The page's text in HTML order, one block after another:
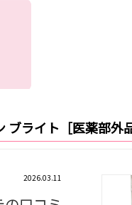
ブライト［医薬部
2026.03.11